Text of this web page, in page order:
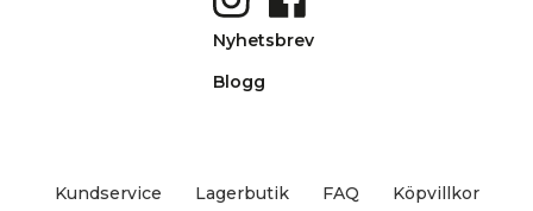
Nyhetsbrev
Blogg
Kundservice Lagerbutik FAQ Köpvillkor